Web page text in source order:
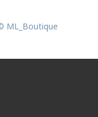
ML_Boutique